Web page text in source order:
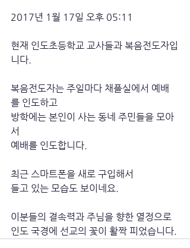
2017년 1월 17일 오후 05:11
현재 인도초등학교 교사들과 복음전도자입
니다.
복음전도자는 주일마다 채플실에서 예배
를 인도하고
방학에는 본인이 사는 동네 주민들을 모아
서
예배를 인도합니다.
최근 스마트폰을 새로 구입해서
들고 있는 모습도 보이네요.
이분들의 결속력과 주님을 향한 열정으로
인도 국경에 선교의 꽃이 활짝 피었습니다.